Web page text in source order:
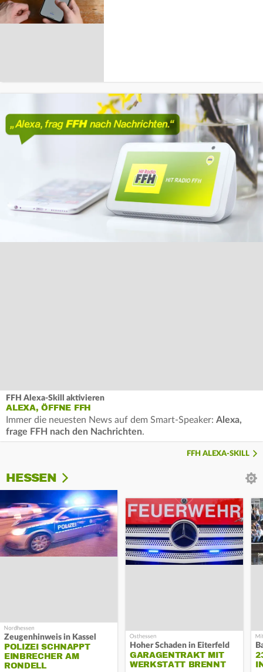
FFH Alexa-Skill aktivieren
ALEXA, ÖFFNE FFH
Immer die neuesten News auf dem Smart-Speaker: Alexa,
frage FFH nach den Nachrichten.
FFH ALEXA-SKILL
HESSEN
Zeugenhinweis in Kassel
POLIZEI SCHNAPPT
EINBRECHER AM
RONDELL
Hoher Schaden in Eiterfeld
GARAGENTRAKT MIT
WERKSTATT BRENNT